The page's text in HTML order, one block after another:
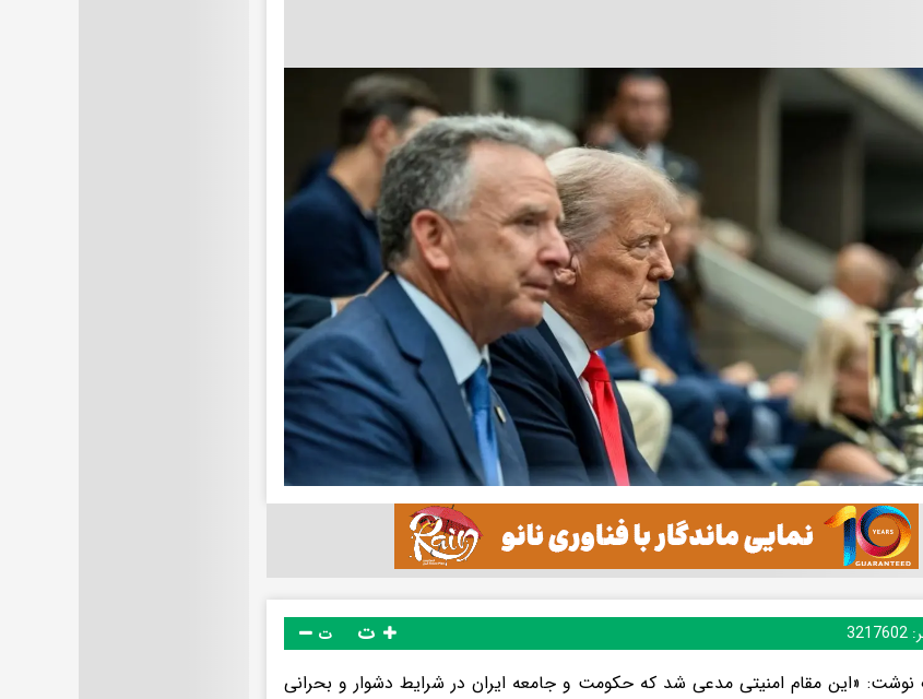
3217602 ت
نوشت: «این مقام امنیتی مدعی شد که حکومت و جامعه ایران در شرایط دشوار و بحرانی